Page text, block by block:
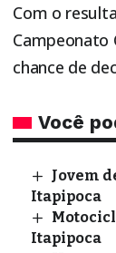
Com o
Campeonato
chance de
Você
Jovem
Itapipoca
Itapipoca